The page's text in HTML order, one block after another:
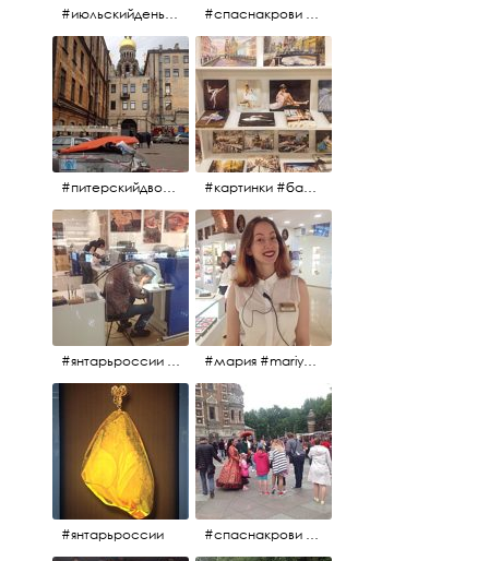
#июльскийдень2017 #15july2017 #спаснакрови #июльскийдень2017
#питерскийдвор #спаснакрови #июльскийдень2017 #картинки #балетпитера #янтарьроссиии
#янтарьроссии #янтарь #мария #mariya #янтарьроссии
#янтарьроссии #спаснакрови #михайловскийсад